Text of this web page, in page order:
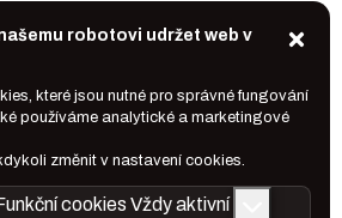
robotovi udržet web v
které jsou nutné pro správné fungování
používáme analytické a marketingové
změnit v nastavení cookies.
cookies Vždy aktivní